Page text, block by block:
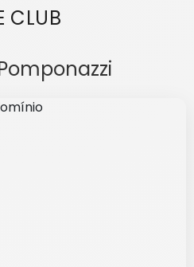
CLUB